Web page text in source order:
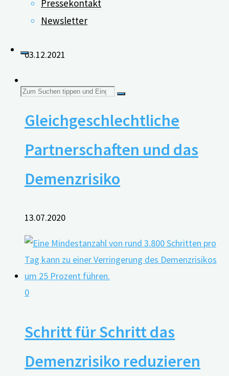
Pressekontakt
Newsletter
Suchen
nach:
Menschen mit Tinnitus
03.12.2021
Gleichgeschlechtliche
Partnerschaften und das
Demenzrisiko
13.07.2020
0
Schritt für Schritt das
Demenzrisiko reduzieren